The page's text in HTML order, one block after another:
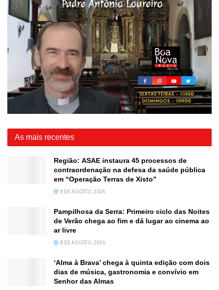
As mais recentes
Região: ASAE instaura 45 processos de
contraordenação na defesa da saúde pública
em “Operação Terras de Xisto”
8 DE AGOSTO, 2026
Pampilhosa da Serra: Primeiro ciclo das Noites
de Verão chega ao fim e dá lugar ao cinema ao
ar livre
8 DE AGOSTO, 2026
‘Alma à Brava’ chega à quinta edição com dois
dias de música, gastronomia e convívio em
Senhor das Almas